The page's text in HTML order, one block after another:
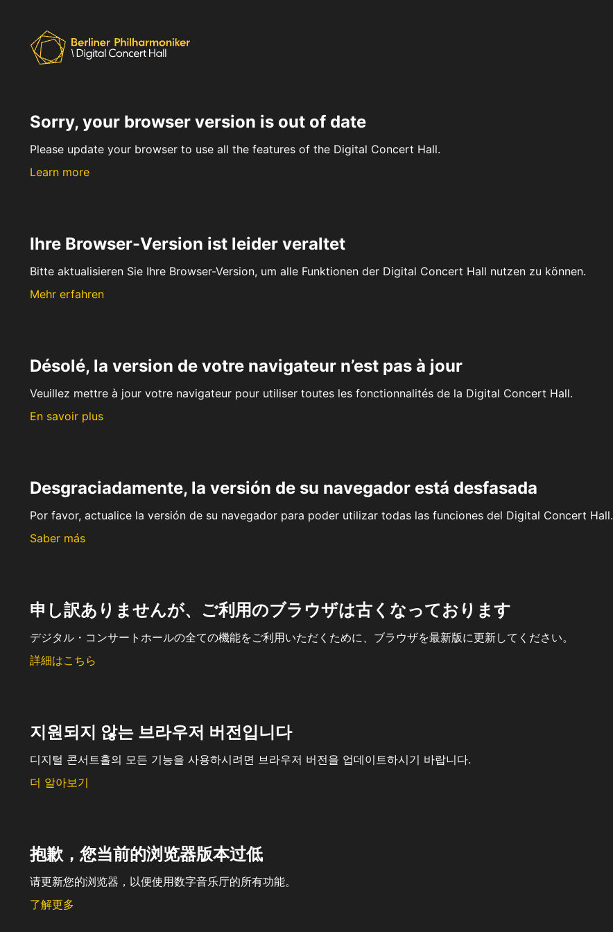
Sorry, your browser version is out of date
Please update your browser to use all the features of the Digital Concert Hall.
Learn more
Ihre Browser-Version ist leider veraltet
Bitte aktualisieren Sie Ihre Browser-Version, um alle Funktionen der Digital Concert Hall nutzen zu können.
Mehr erfahren
Désolé, la version de votre navigateur n’est pas à jour
Veuillez mettre à jour votre navigateur pour utiliser toutes les fonctionnalités de la Digital Concert Hall.
En savoir plus
Desgraciadamente, la versión de su navegador está desfasada
Por favor, actualice la versión de su navegador para poder utilizar todas las funciones del Digital Concert Hall.
Saber más
申し訳ありませんが、ご利用のブラウザは古くなっております
デジタル・コンサートホールの全ての機能をご利用いただくために、ブラウザを最新版に更新してください。
詳細はこちら
지원되지 않는 브라우저 버전입니다
디지털 콘서트홀의 모든 기능을 사용하시려면 브라우저 버전을 업데이트하시기 바랍니다.
더 알아보기
抱歉，您当前的浏览器版本过低
请更新您的浏览器，以便使用数字音乐厅的所有功能。
了解更多